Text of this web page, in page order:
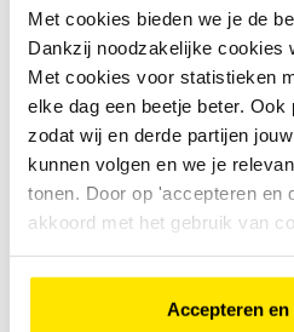
Met cookies bieden we je de
Dankzij noodzakelijke cookies
Met cookies voor statistieken
elke dag een beetje beter. Ook
zodat wij en derde partijen
kunnen volgen en we je
tonen. Door op 'accepteren en
akkoord met het gebruik van
Accepteren
De foutcodes 06, 07, 13 en
de accu, spanning of
lage of hoge spanning
temperatuurproblemen
communicatie met het
De eerste stap is bijna altijd:
opladen en kabels nalopen.
Bafang